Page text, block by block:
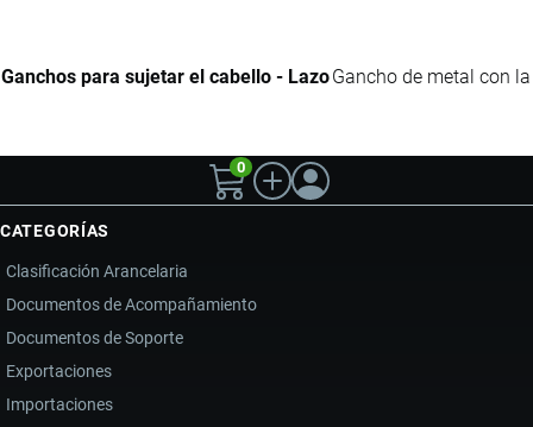
Ganchos para sujetar el cabello - LazoGancho de metal con
0
CATEGORÍAS
Clasificación Arancelaria
Documentos de Acompañamiento
Documentos de Soporte
Exportaciones
Importaciones